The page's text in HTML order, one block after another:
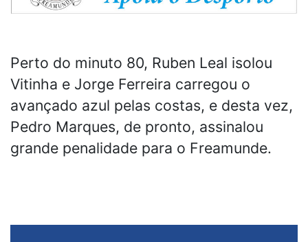
Perto do minuto 80, Ruben Leal isolou
Vitinha e Jorge Ferreira carregou o
avançado azul pelas costas, e desta vez,
Pedro Marques, de pronto, assinalou
grande penalidade para o Freamunde.